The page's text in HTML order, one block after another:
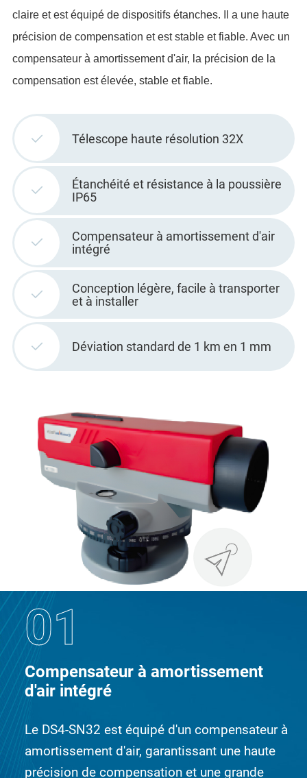
claire et est équipé de dispositifs étanches. Il a une haute
précision de compensation et est stable et fiable. Avec un
compensateur à amortissement d'air, la précision de la
compensation est élevée, stable et fiable.
Télescope haute résolution 32X
Étanchéité et résistance à la poussière
IP65
Compensateur à amortissement d'air
intégré
Conception légère, facile à transporter
et à installer
Déviation standard de 1 km en 1 mm
01
Compensateur à amortissement
d'air intégré
Le DS4-SN32 est équipé d'un compensateur à
amortissement d'air, garantissant une haute
précision de compensation et une grande